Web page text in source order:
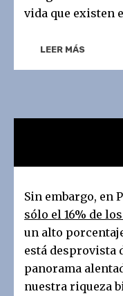
vida que existen
LEER MÁS
Sin embargo, en
sólo el 16% de
un alto
está desprovista
panorama
nuestra riqueza